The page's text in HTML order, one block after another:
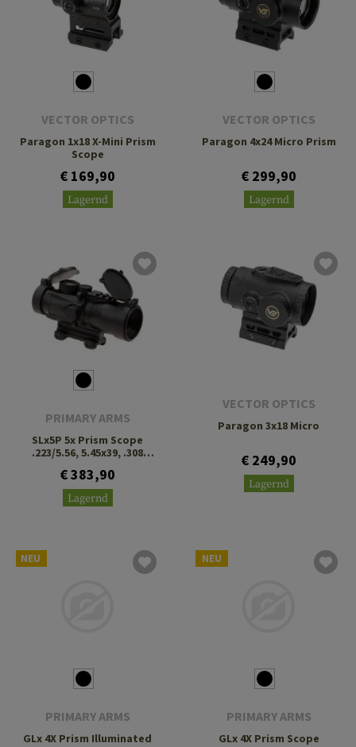
VECTOR OPTICS
Paragon 1x18 X-Mini Prism
Scope
€ 169,90
Lagernd
VECTOR OPTICS
Paragon 4x24 Micro Prism
€ 299,90
Lagernd
PRIMARY ARMS
SLx5P 5x Prism Scope
.223/5.56, 5.45x39, .308
€ 383,90
Lagernd
VECTOR OPTICS
Paragon 3x18 Micro
€ 249,90
Lagernd
NEU
PRIMARY ARMS
GLx 4X Prism Illuminated
NEU
PRIMARY ARMS
GLx 4X Prism Scope